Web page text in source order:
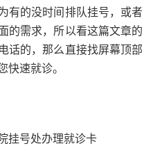
有的没时间排队挂号，或者
的需求，所以看这篇文章的
话的，那么直接找屏幕顶部
快速就诊。
挂号处办理就诊卡